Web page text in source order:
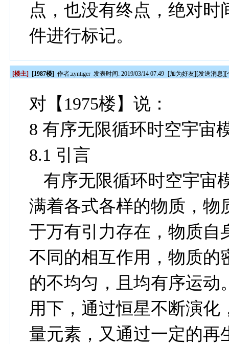
点，也没有终点，绝对
件进行标记。
[楼主] [1987楼] 作者:zyntiger 发表时间: 2019/03/14 07:49 [加为好友][发送消息][
对【1975楼】说：
8有序无限循环时空宇宙
8.1 引言
有序无限循环时空宇宙
满着各式各样的物质，物
于万有引力存在，物质自
不同的相互作用，物质的
的不均匀，且均有序运动
用下，通过恒星不断演
量元素，又通过一定的再